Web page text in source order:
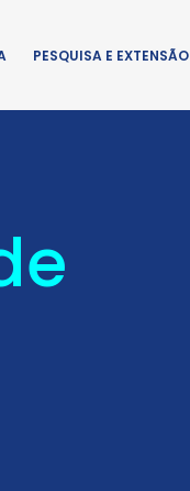
PESQUISA E EXTENSÃO